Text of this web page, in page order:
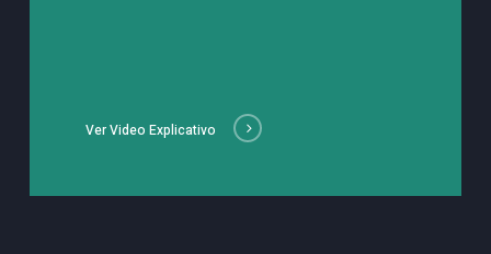
Ver Video Explicativo